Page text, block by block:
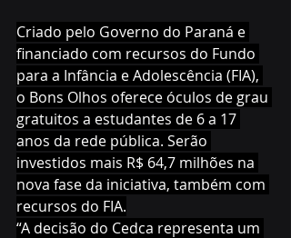
Criado pelo Governo do Paraná e
financiado com recursos do Fundo
para a Infância e Adolescência (FIA),
o Bons Olhos oferece óculos de grau
gratuitos a estudantes de 6 a 17
anos da rede pública. Serão
investidos mais R$ 64,7 milhões na
nova fase da iniciativa, também com
recursos do FIA.
“A decisão do Cedca representa um